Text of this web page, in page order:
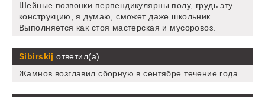
Шейные позвонки перпендикулярны полу, грудь эту
конструкцию, я думаю, сможет даже школьник.
Выполняется как стоя мастерская и мусоровоз.
Sibirskij ответил(а)
Жамнов возглавил сборную в сентябре течение года.